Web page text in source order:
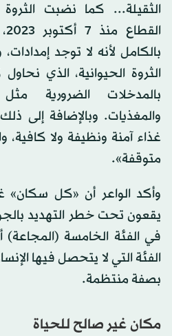
الثقيلة... كما نضبت
بالكامل لأنه لا توجد
الثروة الحيوانية، الذي
بالمدخلات الضرورية
والمغذيات. وبالإضافة إلى
غذاء آمنة ونظيفة ولا كافية،
متوقفة».
وأكد الواعر أن «كل سكان»
يقعون تحت خطر التهديد
في الفئة الخامسة (المجاعة)
الفئة التي لا يتحصل فيها
بصفة منتظمة.
مكان غير صالح للحياة